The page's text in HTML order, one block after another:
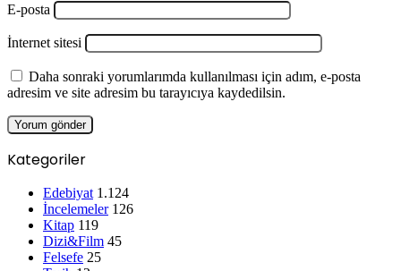
E-posta
İnternet sitesi
Daha sonraki yorumlarımda kullanılması için adım, e-posta
adresim ve site adresim bu tarayıcıya kaydedilsin.
Kategoriler
Edebiyat 1.124
İncelemeler 126
Kitap 119
Dizi&Film 45
Felsefe 25